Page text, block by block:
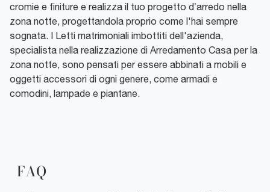
cromie e finiture e realizza il tuo progetto d’arredo nella
zona notte, progettandola proprio come l'hai sempre
sognata. I Letti matrimoniali imbottiti dell'azienda,
specialista nella realizzazione di Arredamento Casa per la
zona notte, sono pensati per essere abbinati a mobili e
oggetti accessori di ogni genere, come armadi e
comodini, lampade e piantane.
FAQ